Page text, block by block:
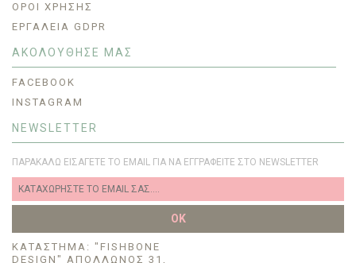
ΟΡΟΙ ΧΡΗΣΗΣ
ΕΡΓΑΛΕΊΑ GDPR
ΑΚΟΛΟΥΘΗΣΕ ΜΑΣ
FACEBOOK
INSTAGRAM
NEWSLETTER
ΠΑΡΑΚΑΛΏ ΕΙΣΆΓΕΤΕ ΤΟ EMAIL ΓΙΑ ΝΑ ΕΓΓΡΑΦΕΊΤΕ ΣΤΟ NEWSLETTER
OK
KΑΤΆΣΤΗΜΑ: "FISHBONE
DESIGN" ΑΠΌΛΛΩΝΟΣ 31,